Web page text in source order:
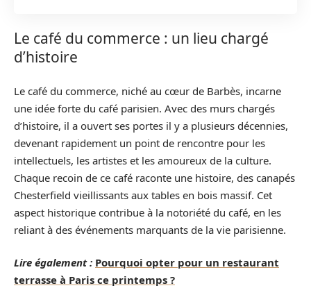
Le café du commerce : un lieu chargé
d’histoire
Le café du commerce, niché au cœur de Barbès, incarne
une idée forte du café parisien. Avec des murs chargés
d’histoire, il a ouvert ses portes il y a plusieurs décennies,
devenant rapidement un point de rencontre pour les
intellectuels, les artistes et les amoureux de la culture.
Chaque recoin de ce café raconte une histoire, des canapés
Chesterfield vieillissants aux tables en bois massif. Cet
aspect historique contribue à la notoriété du café, en les
reliant à des événements marquants de la vie parisienne.
Lire également : Pourquoi opter pour un restaurant
terrasse à Paris ce printemps ?